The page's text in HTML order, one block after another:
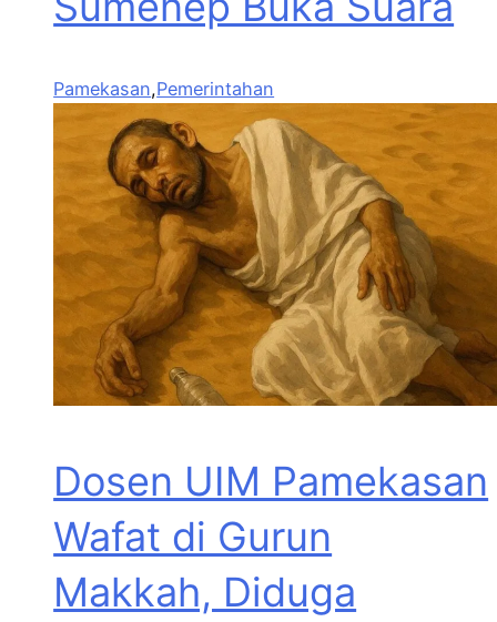
Pamekasan,Pemerintahan
Dosen UIM Pamekasan
Wafat di Gurun
Makkah, Diduga